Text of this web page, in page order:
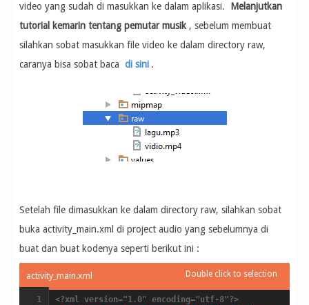
video yang sudah di masukkan ke dalam aplikasi.
Melanjutkan
tutorial kemarin tentang pemutar musik , sebelum membuat
silahkan sobat masukkan file video ke dalam directory raw,
caranya bisa sobat baca di sini .
Setelah file dimasukkan ke dalam directory raw, silahkan sobat
buka activity_main.xml di project audio yang sebelumnya di
buat dan buat kodenya seperti berikut ini :
<?xml version="1.0" encoding="utf-8"?>